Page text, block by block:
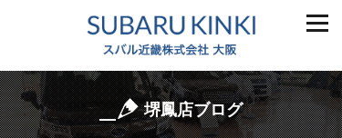
堺鳳店ブログ